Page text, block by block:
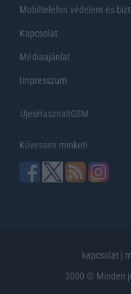
Mobiltelefon védelem és
Kapcsolat
Médiaajánlat
Impresszum
UjesHasznaltGSM
Kövessen minket!
kapcsolat |
2000 © Minden